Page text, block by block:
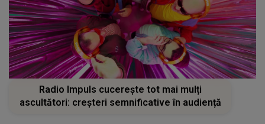
Radio Impuls cucerește tot mai mulți
ascultători: creșteri semnificative în audiență